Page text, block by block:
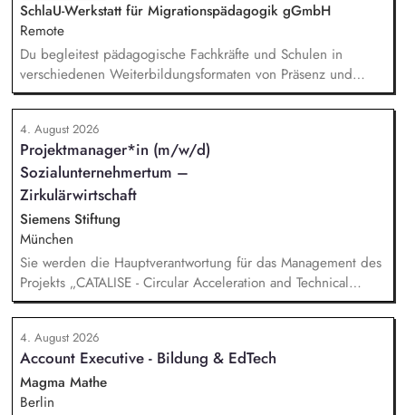
SchlaU-Werkstatt für Migrationspädagogik gGmbH
Remote
Du begleitest pädagogische Fachkräfte und Schulen in
verschiedenen Weiterbildungsformaten von Präsenz und
Online-Workshops bis hin zu pädogischen Tagen und erstellst
Online-Selbstlernkurse für unsere Plattform schlau-lernen.org.
Die inhaltlichen Schwerpunkte liegen dabei auf den
Bereichen Lesen lernen, Mehrsprachigkeitsbewusstsein und
Alphabetisierung in der Grundschule.
4. August 2026
Projektmanager*in (m/w/d)
Sozialunternehmertum –
Zirkulärwirtschaft
Siemens Stiftung
München
Sie werden die Hauptverantwortung für das Management des
Projekts „CATALISE - Circular Acceleration and Technical
Assistance for Local Innovation and Sustainable Enterprises
4. August 2026
Account Executive - Bildung & EdTech
Magma Mathe
Berlin